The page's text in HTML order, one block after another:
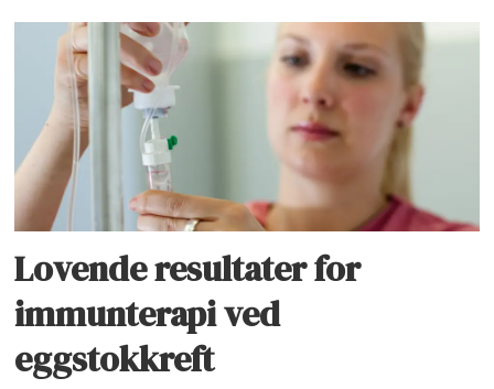
Lovende resultater for
immunterapi ved
eggstokkreft